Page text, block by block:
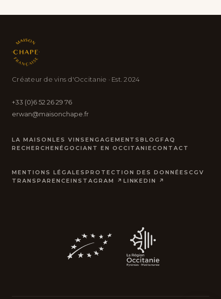
Créateur de vins d'Occitanie · Est. 2024
+33 (0)6 52 26 29 76
erwan@maisonchape.fr
LA MAISON LES VINS ENGAGEMENTSBLOGFAQ
RECHERCHENÉGOCIANT EN OCCITANIECONTACT
MENTIONS LÉGALES PROTECTION DES DONNÉESCGV
TRANSPARENCEINSTAGRAM ↗ LINKEDIN ↗